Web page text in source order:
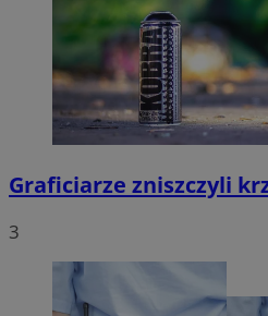
Graficiarze zniszczyli
3